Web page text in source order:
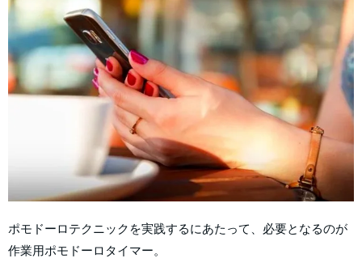
ポモドーロテクニックを実践するにあたって、必要となるのが
作業用ポモドーロタイマー。